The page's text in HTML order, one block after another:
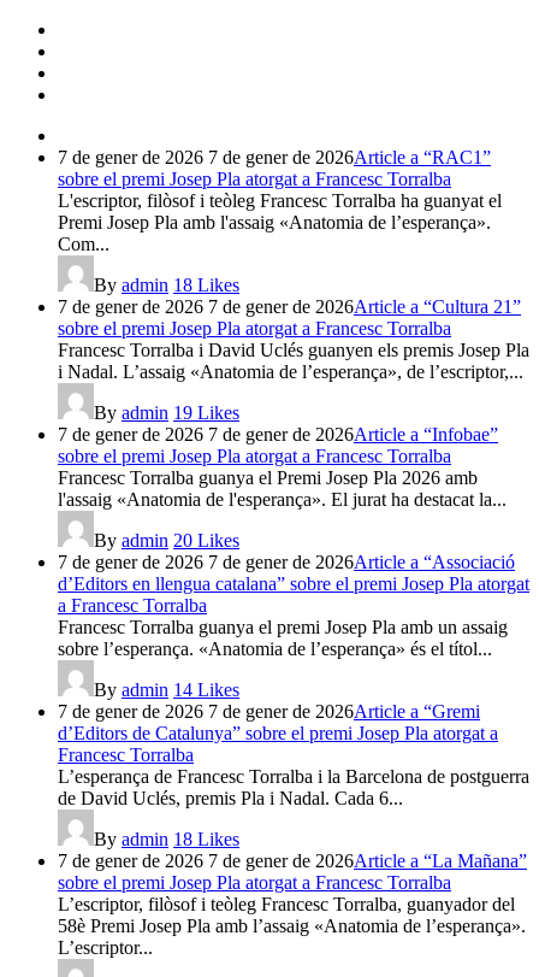
7 de gener de 2026 7 de gener de 2026Article a “RAC1”
sobre el premi Josep Pla atorgat a Francesc Torralba
L'escriptor, filòsof i teòleg Francesc Torralba ha guanyat el
Premi Josep Pla amb l'assaig «Anatomia de l’esperança».
Com...
By admin 18 Likes
7 de gener de 2026 7 de gener de 2026Article a “Cultura 21”
sobre el premi Josep Pla atorgat a Francesc Torralba
Francesc Torralba i David Uclés guanyen els premis Josep Pla
i Nadal. L’assaig «Anatomia de l’esperança», de l’escriptor,...
By admin 19 Likes
7 de gener de 2026 7 de gener de 2026Article a “Infobae”
sobre el premi Josep Pla atorgat a Francesc Torralba
Francesc Torralba guanya el Premi Josep Pla 2026 amb
l'assaig «Anatomia de l'esperança». El jurat ha destacat la...
By admin 20 Likes
7 de gener de 2026 7 de gener de 2026Article a “Associació
d’Editors en llengua catalana” sobre el premi Josep Pla atorgat
a Francesc Torralba
Francesc Torralba guanya el premi Josep Pla amb un assaig
sobre l’esperança. «Anatomia de l’esperança» és el títol...
By admin 14 Likes
7 de gener de 2026 7 de gener de 2026Article a “Gremi
d’Editors de Catalunya” sobre el premi Josep Pla atorgat a
Francesc Torralba
L’esperança de Francesc Torralba i la Barcelona de postguerra
de David Uclés, premis Pla i Nadal. Cada 6...
By admin 18 Likes
7 de gener de 2026 7 de gener de 2026Article a “La Mañana”
sobre el premi Josep Pla atorgat a Francesc Torralba
L’escriptor, filòsof i teòleg Francesc Torralba, guanyador del
58è Premi Josep Pla amb l’assaig «Anatomia de l’esperança».
L’escriptor...